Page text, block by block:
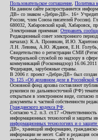
Пользовательское соглашение Политика
На данном сайте распространяется
ДВ» со знаком «Дебри-ДВ». 16+
России, член Союза писателей России).
680032, Хабаровский край, Хабаровск,
Электронная приемная: Отправить
Редакционный совет электронного
началах): К.А. Пронякин, И.Ю.
Л.Н. Левина, А.Ю. Жданов, Е.Н.
Свидетельство о регистрации СМИ
Федеральной службой по надзору в
коммуникаций (Роскомнадзор) 16.06.2011
Федерация, зарубежные страны.
В 2006 г. проект «Дебри-ДВ» был создан
№ 125 «Об архивном деле в Российской
Основной фонд архива составляют
рукописи по дальневосточной (РФ)
открытым в электронном виде, согласно
документы к частной собственности
Гражданского кодекса РФ
Согласно ч.2. п.3. ст.17
информационных технологий и защиты
информационных технологиях и о
ДВ», хранящий информацию, гражданско-
информации не несет. Сайт и редакция